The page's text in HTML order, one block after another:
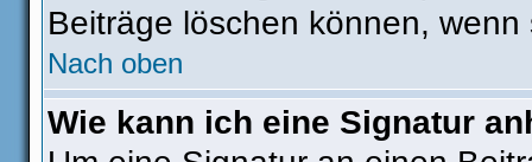
Beiträge löschen können,
Nach oben
Wie kann ich eine Signatur